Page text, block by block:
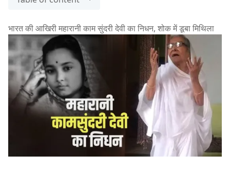
भारत की आखिरी महारानी काम सुंदरी देवी का निधन, शोक में डूबा मिथिला